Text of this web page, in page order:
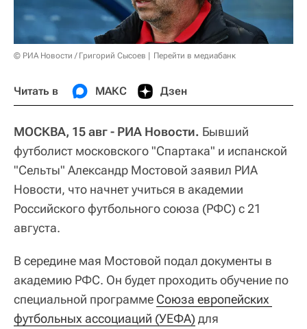
© РИА Новости / Григорий Сысоев Перейти в медиабанк
Читать в МАКС Дзен
МОСКВА, 15 авг - РИА Новости. Бывший
футболист московского "Спартака" и испанской
"Сельты" Александр Мостовой заявил РИА
Новости, что начнет учиться в академии
Российского футбольного союза (РФС) с 21
августа.
В середине мая Мостовой подал документы в
академию РФС. Он будет проходить обучение по
специальной программе Союза европейских
футбольных ассоциаций (УЕФА) для